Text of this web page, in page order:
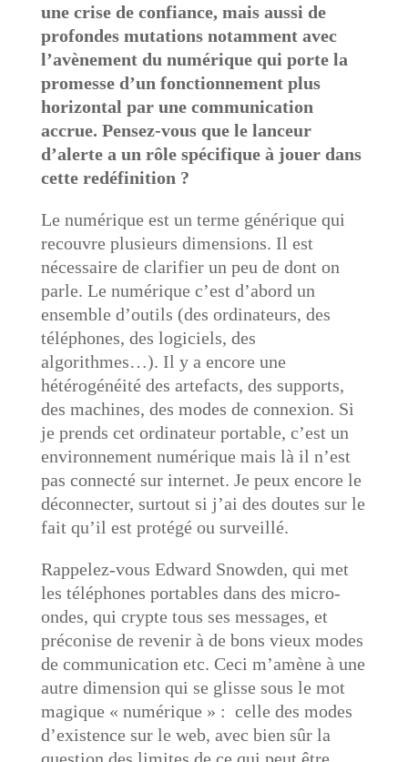
une crise de confiance, mais aussi de
profondes mutations notamment avec
l’avènement du numérique qui porte la
promesse d’un fonctionnement plus
horizontal par une communication
accrue. Pensez-vous que le lanceur
d’alerte a un rôle spécifique à jouer dans
cette redéfinition ?
Le numérique est un terme générique qui
recouvre plusieurs dimensions. Il est
nécessaire de clarifier un peu de dont on
parle. Le numérique c’est d’abord un
ensemble d’outils (des ordinateurs, des
téléphones, des logiciels, des
algorithmes…). Il y a encore une
hétérogénéité des artefacts, des supports,
des machines, des modes de connexion. Si
je prends cet ordinateur portable, c’est un
environnement numérique mais là il n’est
pas connecté sur internet. Je peux encore le
déconnecter, surtout si j’ai des doutes sur le
fait qu’il est protégé ou surveillé.
Rappelez-vous Edward Snowden, qui met
les téléphones portables dans des micro-
ondes, qui crypte tous ses messages, et
préconise de revenir à de bons vieux modes
de communication etc. Ceci m’amène à une
autre dimension qui se glisse sous le mot
magique « numérique » : celle des modes
d’existence sur le web, avec bien sûr la